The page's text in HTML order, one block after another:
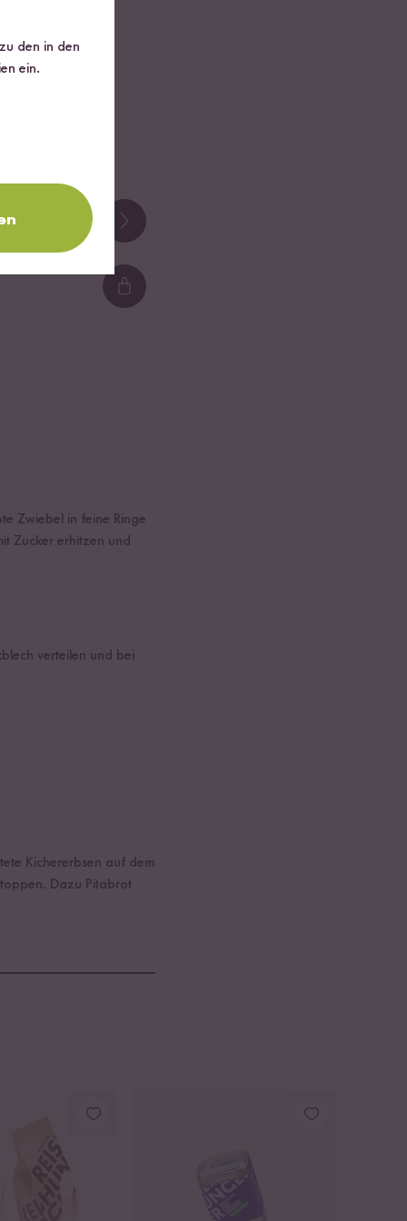
Loading...
Zwiebel in feine Ringe
Zucker erhitzen und
verteilen und bei
Kichererbsen auf dem
Dazu Pitabrot
den in den
ein.